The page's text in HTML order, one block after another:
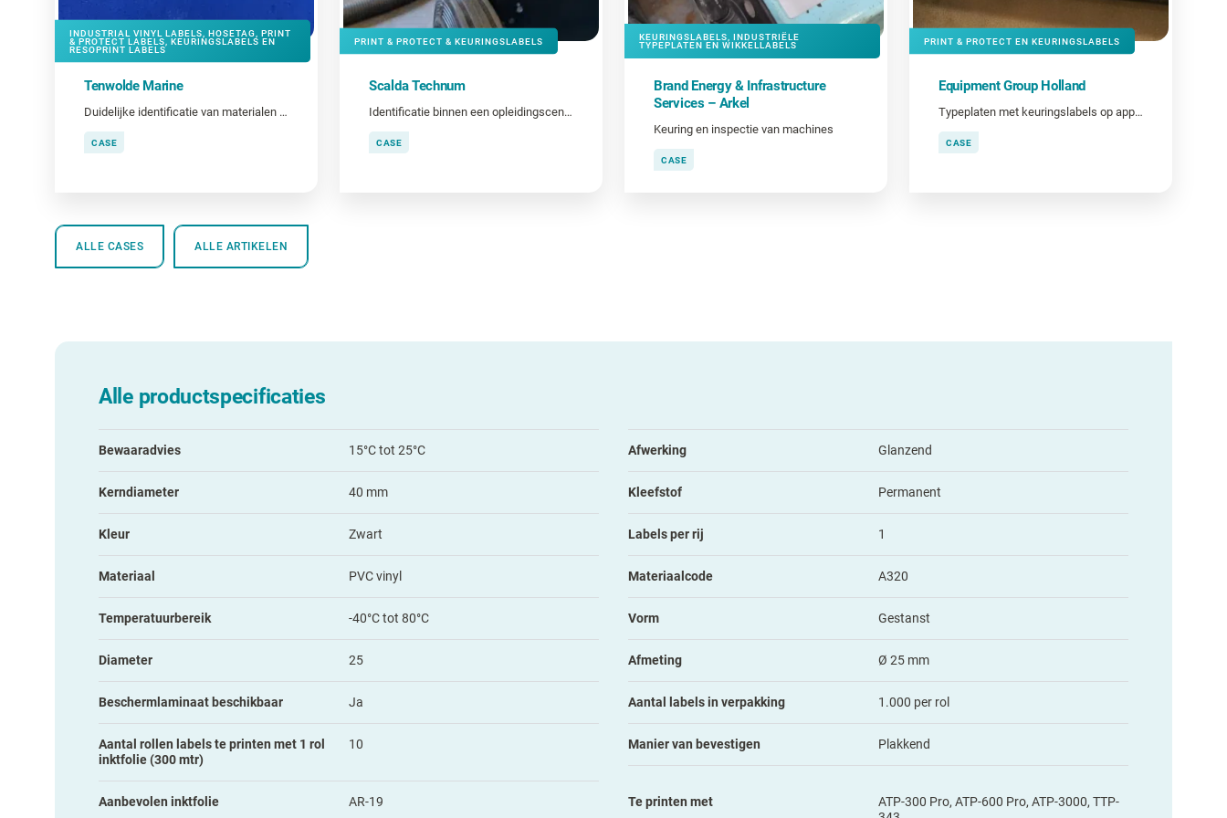
INDUSTRIAL VINYL LABELS, HOSETAG, PRINT
& PROTECT LABELS, KEURINGSLABELS EN
RESOPRINT LABELS
Tenwolde Marine
Duidelijke identificatie van materialen en gereedschap
CASE
PRINT & PROTECT & KEURINGSLABELS
Scalda Technum
Identificatie binnen een opleidingscentrum
CASE
KEURINGSLABELS, INDUSTRIËLE
TYPEPLATEN EN WIKKELLABELS
Brand Energy & Infrastructure
Services – Arkel
Keuring en inspectie van machines
CASE
PRINT & PROTECT EN KEURINGSLABELS
Equipment Group Holland
Typeplaten met keuringslabels op apparatuur
CASE
ALLE CASES ALLE ARTIKELEN
Alle productspecificaties
Bewaaradvies 15°C tot 25°C Afwerking Glanzend
Kerndiameter 40 mm Kleefstof Permanent
Kleur Zwart Labels per rij 1
Materiaal PVC vinyl Materiaalcode A320
Temperatuurbereik -40°C tot 80°C Vorm Gestanst
Diameter 25 Afmeting Ø 25 mm
Beschermlaminaat beschikbaar Ja Aantal labels in verpakking 1.000 per rol
Aantal rollen labels te printen met 1 rol
inktfolie (300 mtr)
10 Manier van bevestigen Plakkend
Aanbevolen inktfolie AR-19 Te printen met
ATP-300 Pro, ATP-600 Pro, ATP-3000, TTP-